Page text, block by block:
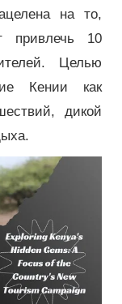
на то,
привлечь 10
Целью
Кении как
дикой